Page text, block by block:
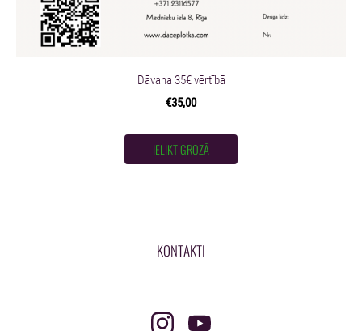
Dāvana 35€ vērtībā
€35,00
IELIKT GROZĀ
KONTAKTI